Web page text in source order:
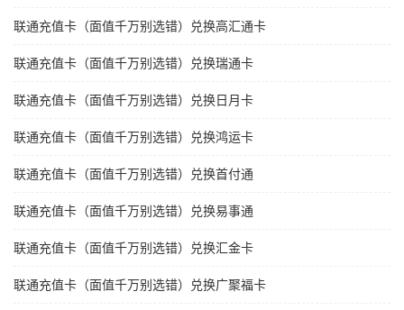
联通充值卡（面值千万别选错）兑换高汇通卡
联通充值卡（面值千万别选错）兑换瑞通卡
联通充值卡（面值千万别选错）兑换日月卡
联通充值卡（面值千万别选错）兑换鸿运卡
联通充值卡（面值千万别选错）兑换首付通
联通充值卡（面值千万别选错）兑换易事通
联通充值卡（面值千万别选错）兑换汇金卡
联通充值卡（面值千万别选错）兑换广聚福卡